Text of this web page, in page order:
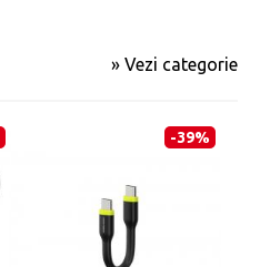
» Vezi categorie
-39%